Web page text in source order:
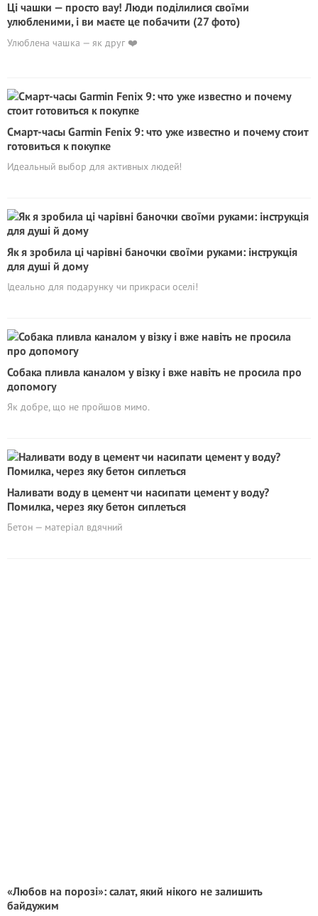
Ці чашки — просто вау! Люди поділилися своїми
улюбленими, і ви маєте це побачити (27 фото)
Улюблена чашка — як друг ❤️
Смарт-часы Garmin Fenix 9: что уже известно и почему стоит
готовиться к покупке
Идеальный выбор для активных людей!
Як я зробила ці чарівні баночки своїми руками: інструкція
для душі й дому
Ідеально для подарунку чи прикраси оселі!
Собака пливла каналом у візку і вже навіть не просила про
допомогу
Як добре, що не пройшов мимо.
Наливати воду в цемент чи насипати цемент у воду?
Помилка, через яку бетон сиплеться
Бетон — матеріал вдячний
«Любов на порозі»: салат, який нікого не залишить
байдужим